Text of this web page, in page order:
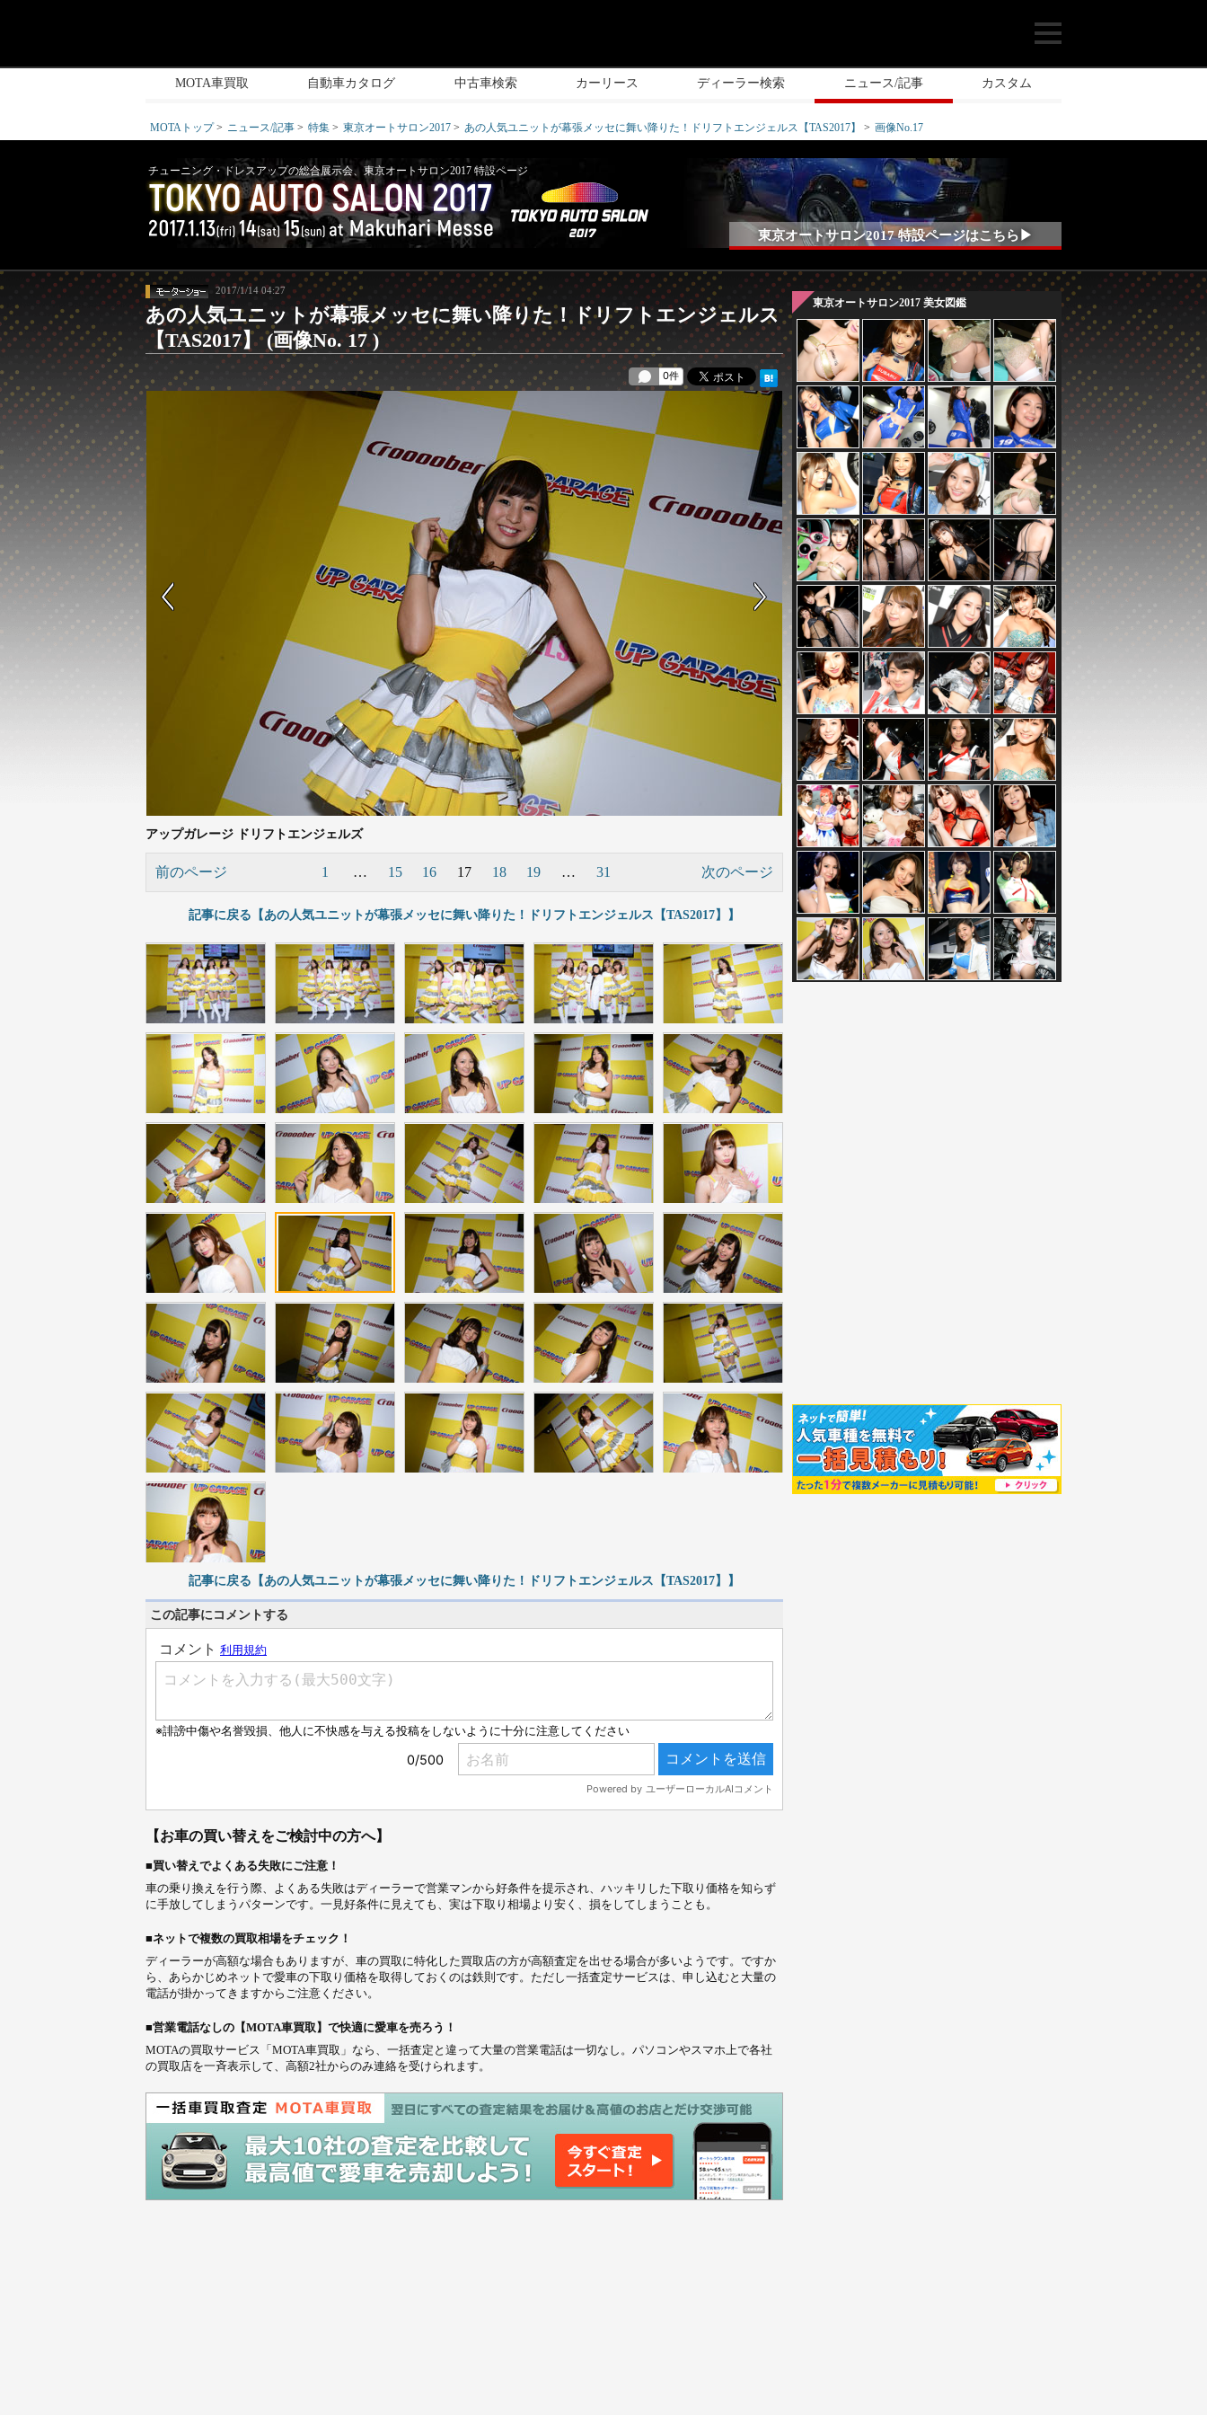
MOTA車買取 自動車カタログ 中古車検索 カーリース ディーラー検索 ニュース/記事 カスタム
MOTAトップ ニュース/記事 特集 東京オートサロン2017 あの人気ユニットが幕張メッセに舞い降りた！ドリフトエンジェルス【TAS2017】 画像No.17
チューニング・ドレスアップの総合展示会、東京オートサロン2017 特設ページ
東京オートサロン2017 特設ページはこちら▶
2017/1/14 04:27
あの人気ユニットが幕張メッセに舞い降りた！ドリフトエンジェルス
【TAS2017】 (画像No. 17 )
アップガレージ ドリフトエンジェルズ
前のページ 1 … 15 16 17 18 19 … 31 次のページ
記事に戻る【あの人気ユニットが幕張メッセに舞い降りた！ドリフトエンジェルス【TAS2017】】
記事に戻る【あの人気ユニットが幕張メッセに舞い降りた！ドリフトエンジェルス【TAS2017】】
この記事にコメントする
【お車の買い替えをご検討中の方へ】
■買い替えでよくある失敗にご注意！
車の乗り換えを行う際、よくある失敗はディーラーで営業マンから好条件を提示され、ハッキリした下取り価格を知らず
に手放してしまうパターンです。一見好条件に見えても、実は下取り相場より安く、損をしてしまうことも。
■ネットで複数の買取相場をチェック！
ディーラーが高額な場合もありますが、車の買取に特化した買取店の方が高額査定を出せる場合が多いようです。ですか
ら、あらかじめネットで愛車の下取り価格を取得しておくのは鉄則です。ただし一括査定サービスは、申し込むと大量の
電話が掛かってきますからご注意ください。
■営業電話なしの【MOTA車買取】で快適に愛車を売ろう！
MOTAの買取サービス「MOTA車買取」なら、一括査定と違って大量の営業電話は一切なし。パソコンやスマホ上で各社
の買取店を一斉表示して、高額2社からのみ連絡を受けられます。
東京オートサロン2017 美女図鑑